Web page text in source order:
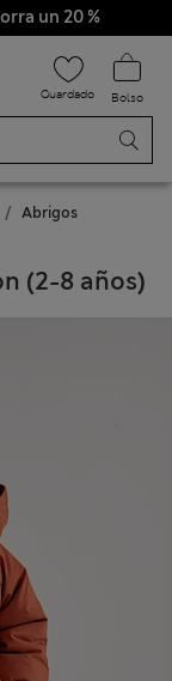
un 20 %
Guardado Bolso
Abrigos
(2-8 años)